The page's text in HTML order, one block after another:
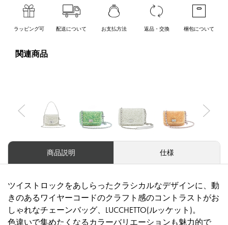
ラッピング可 配送について お支払方法 返品・交換 梱包について
関連商品
Previous
商品説明 仕様
ツイストロックをあしらったクラシカルなデザインに、動
きのあるワイヤーコードのクラフト感のコントラストがお
しゃれなチェーンバッグ、LUCCHETTO(ルッケット)。
色違いで集めたくなるカラーバリエーションも魅力的で